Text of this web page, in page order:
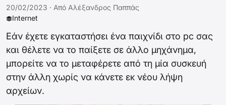
Internet
20/02/2023 · Από Αλέξανδρος Παππάς
Εάν έχετε εγκαταστήσει ένα παιχνίδι στο pc σας
και θέλετε να το παίξετε σε άλλο μηχάνημα,
μπορείτε να το μεταφέρετε από τη μία συσκευή
στην άλλη χωρίς να κάνετε εκ νέου λήψη
αρχείων.